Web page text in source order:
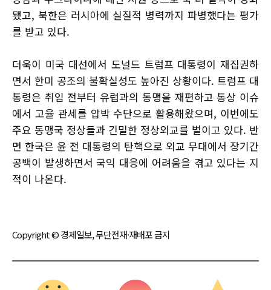
됐고, 북한은 러시아에 실질적 병력까지 파병했다는 평가
를 받고 있다.
더욱이 미국 대선에서 도널드 트럼프 대통령이 재집권하
면서 한미 공조의 불확실성도 높아진 상황이다. 트럼프 대
통령은 취임 전부터 유럽과의 동맹을 재편하고 통상 이슈
에서 고율 관세를 압박 수단으로 활용해왔으며, 이번에도
주요 동맹국 정상들과 긴밀한 정상외교를 벌이고 있다. 반
면 한국은 윤 전 대통령의 탄핵으로 외교 무대에서 장기간
공백이 발생하면서 국익 대응에 어려움을 겪고 있다는 지
적이 나온다.
Copyright © 경제일보, 무단전재·재배포 금지